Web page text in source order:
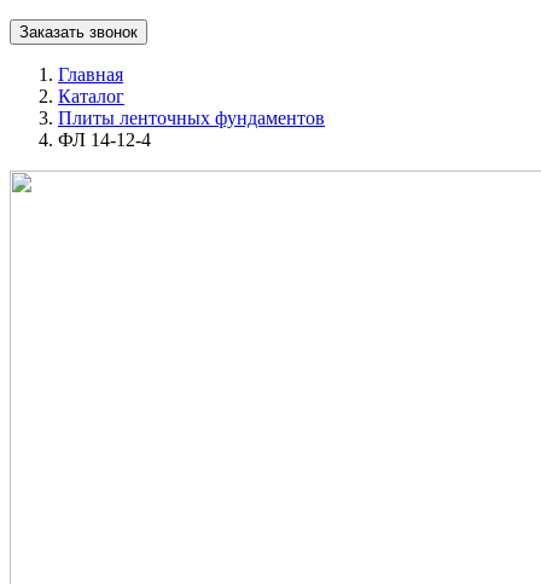
Заказать звонок
Главная
Каталог
Плиты ленточных фундаментов
ФЛ 14-12-4